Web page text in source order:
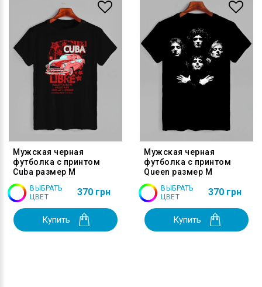
Мужская черная
футболка с принтом
Cuba размер M
ВЫБРАТЬ
ЦВЕТ
370 грн
Купить
Мужская черная
футболка с принтом
Queen размер M
ВЫБРАТЬ
ЦВЕТ
370 грн
Купить